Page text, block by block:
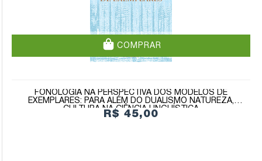
COMPRAR
FONOLOGIA NA PERSPECTIVA DOS MODELOS DE
EXEMPLARES: PARA ALÉM DO DUALISMO NATUREZA,
CULTURA NA CIÊNCIA LINGUÍSTICA
R$ 45,00